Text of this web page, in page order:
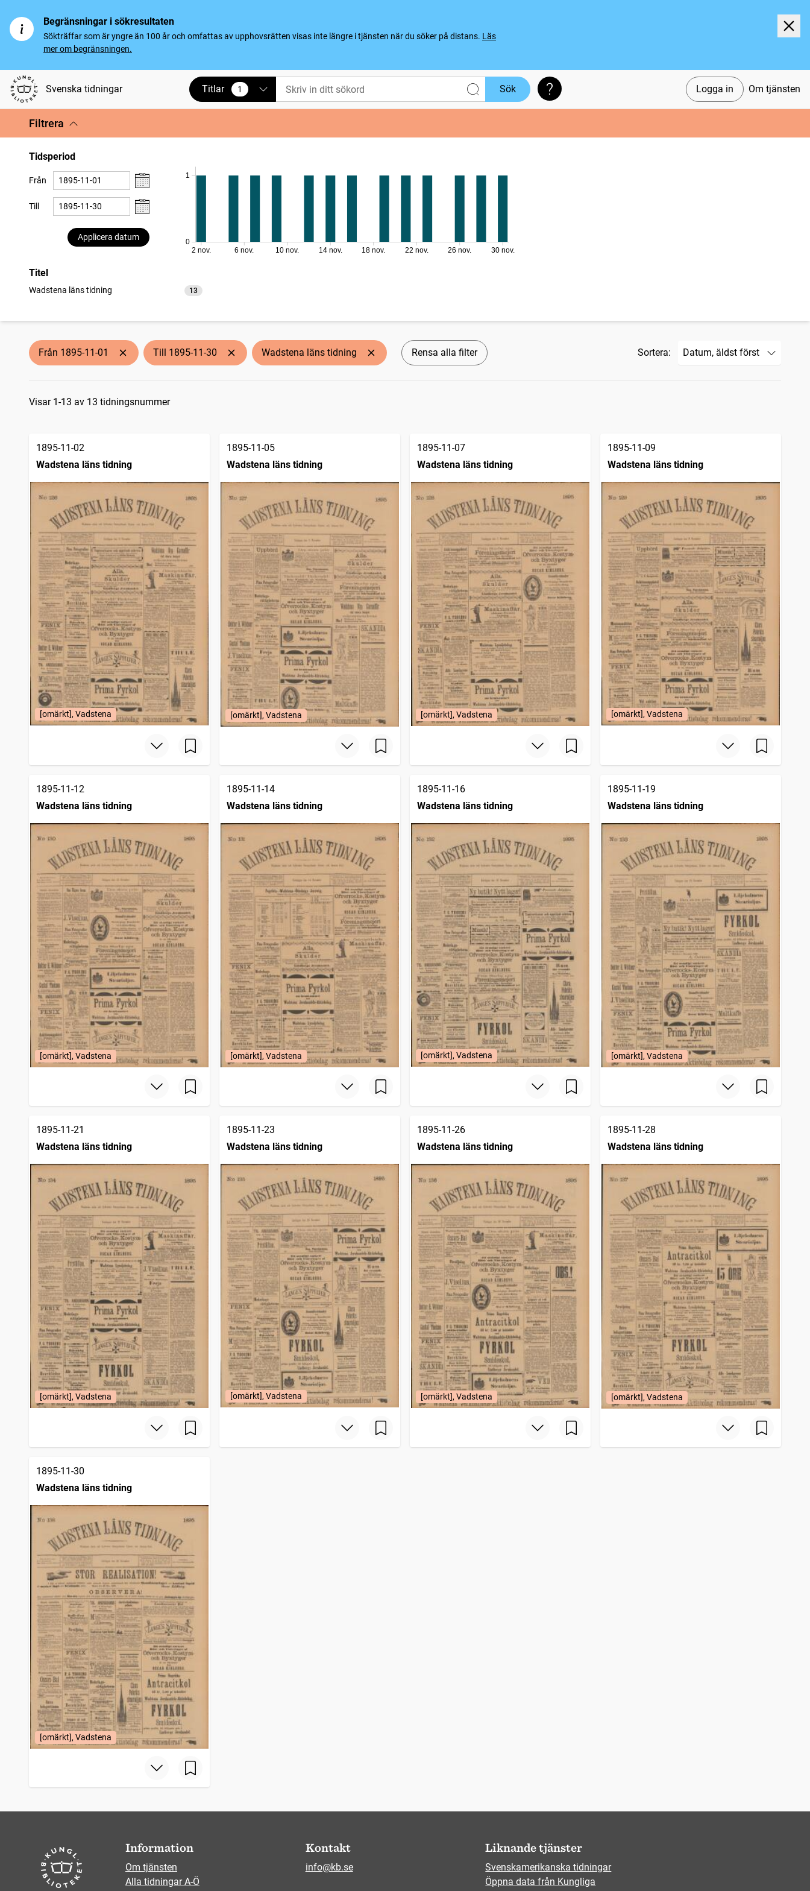
Begränsningar i sökresultaten
Sökträffar som är yngre än 100 år och omfattas av upphovsrätten visas inte längre i tjänsten när du söker på distans. Läs
mer om begränsningen.
Svenska tidningar Logga in Om tjänsten
Titlar 1
vald Sök Söktips
Filtrera
Tidsperiod
Från
Till
Applicera datum
0
1
2 nov. 6 nov. 10 nov. 14 nov. 18 nov. 22 nov. 26 nov. 30 nov.
Titel
Wadstena läns tidning 13
träffar
Från 1895-11-01 Till 1895-11-30 Wadstena läns tidning Rensa alla filter Sortera:
Sökresultat
Visar 1-13 av 13 tidningsnummer
1895-11-02
Wadstena läns tidning
[omärkt], Vadstena
1895-11-05
Wadstena läns tidning
[omärkt], Vadstena
1895-11-07
Wadstena läns tidning
[omärkt], Vadstena
1895-11-09
Wadstena läns tidning
[omärkt], Vadstena
1895-11-12
Wadstena läns tidning
[omärkt], Vadstena
1895-11-14
Wadstena läns tidning
[omärkt], Vadstena
1895-11-16
Wadstena läns tidning
[omärkt], Vadstena
1895-11-19
Wadstena läns tidning
[omärkt], Vadstena
1895-11-21
Wadstena läns tidning
[omärkt], Vadstena
1895-11-23
Wadstena läns tidning
[omärkt], Vadstena
1895-11-26
Wadstena läns tidning
[omärkt], Vadstena
1895-11-28
Wadstena läns tidning
[omärkt], Vadstena
1895-11-30
Wadstena läns tidning
[omärkt], Vadstena
Information
Om tjänsten
Alla tidningar A-Ö
Kontakt
info@kb.se
Liknande tjänster
Svenskamerikanska tidningar
Öppna data från Kungliga